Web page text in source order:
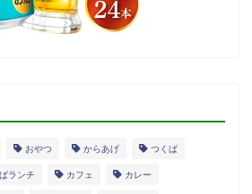
おやつ からあげ つくば
ランチ カフェ カレー